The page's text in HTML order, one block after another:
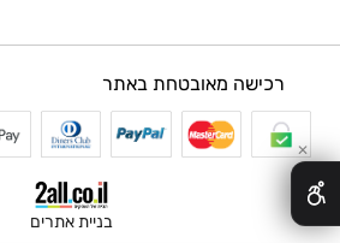
רכישה מאובטחת באתר
בניית אתרים
✕